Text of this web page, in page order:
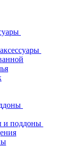
и поддоны